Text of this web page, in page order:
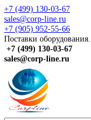
+7 (499) 130-03-67
sales@corp-line.ru
+7 (905) 952-55-66
Поставки
+7 (499)130-03-67
sales@corp-line.ru